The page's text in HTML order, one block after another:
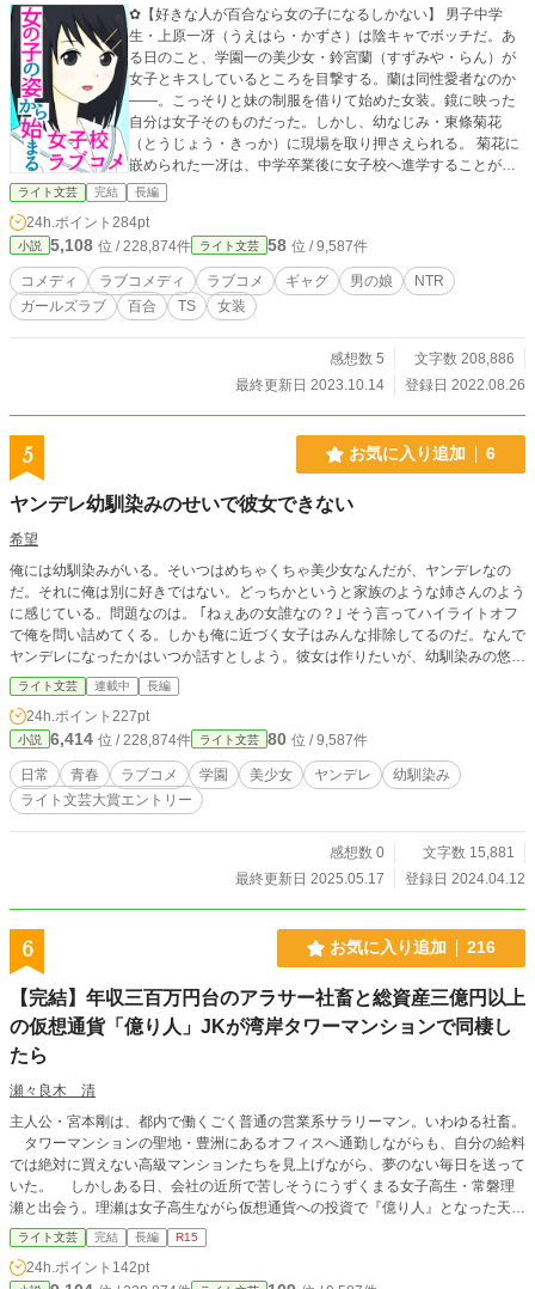
✿【好きな人が百合なら女の子になるしかない】 男子中学
生・上原一冴（うえはら・かずさ）は陰キャでボッチだ。あ
る日のこと、学園一の美少女・鈴宮蘭（すずみや・らん）が
女子とキスしているところを目撃する。蘭は同性愛者なのか
――。こっそりと妹の制服を借りて始めた女装。鏡に映った
自分は女子そのものだった。しかし、幼なじみ・東條菊花
（とうじょう・きっか）に現場を取り押さえられる。 菊花に
嵌められた一冴は、中学卒業後に女子校へ進学することが決
まる。三年間、女子高生の「いちご」として生活し、女子寮
で暮らさなければならない。 ｢女が女を好きになるはずがな
い」 女子しかいない学校で、男子だとバレていないなら、一
冴は誰にも盗られない――そんな思惑を巡らせる菊花。 しか
し女子寮には、｢いちご」の正体が一冴だと知らない蘭がい
た。それこそが修羅場の始まりだった。
ライト文芸 完結 長編
24h.ポイント 284pt
小説 5,108 位 / 228,874件 ライト文芸 58 位 / 9,587件
コメディ ラブコメディ ラブコメ ギャグ 男の娘
NTR
ガールズラブ
百合 TS 女装
感想数 5
文字数 208,886
最終更新日 2023.10.14
登録日 2022.08.26
5 お気に入り追加 6
ヤンデレ幼馴染みのせいで彼女できない
希望
俺には幼馴染みがいる。そいつはめちゃくちゃ美少女なんだが、ヤンデレなの
だ。それに俺は別に好きではない。どっちかというと家族のような姉さんのよう
に感じている。問題なのは。 ｢ねぇあの女誰なの？｣ そう言ってハイライトオフ
で俺を問い詰めてくる。しかも俺に近づく女子はみんな排除してるのだ。なんで
ヤンデレになったかはいつか話すとしよう。彼女は作りたいが、幼馴染みの悠香
のせいで彼女ができないのだ。 ｢あれは助けたときにちょっと話しただけだ。相
手も別になんとも思ってないだろ｣ ｢いやあれは完全に恋する乙女だったよ。い
やイケメンの王子さまに助けらるたという頭お花畑の可愛そうな人かな？それに
義弘くんは私のものなんだからあんなバカみたいな人が相手にされるわけないじ
ゃん｣ 酷い言いようだな。それにあの人うちの学校よりワンランク落ちるとはい
え進学校の生徒だからバカではないと思うぞ。それと俺は悠香のものじゃない。
彼女ほしいなぁー。 ｢はぁー早く学校行くぞ。いつの間にか隆弘は先行ってる
る。男には不思議飛ばれてない。潰された女子と隆弘以外。 これはヤンデレ幼
馴染みと彼女作りたい俺の学園ラブコメである。 ｢ラブコメなんかさせないよ。
ライト文芸 連載中 長編
24h.ポイント 227pt
小説 6,414 位 / 228,874件 ライト文芸 80 位 / 9,587件
日常 青春 ラブコメ 学園 美少女 ヤンデレ
幼馴染み
ライト文芸大賞エントリー
感想数 0
文字数 15,881
最終更新日 2025.05.17
登録日 2024.04.12
6 お気に入り追加 216
【完結】年収三百万円台のアラサー社畜と総資産三億円以上
の仮想通貨「億り人」JKが湾岸タワーマンションで同棲し
たら
瀬々良木 清
主人公・宮本剛は、都内で働くごく普通の営業系サラリーマン。いわゆる社畜。
タワーマンションの聖地・豊洲にあるオフィスへ通勤しながらも、自分の給料
では絶対に買えない高級マンションたちを見上げながら、夢のない毎日を送って
いた。 しかしある日、会社の近所で苦しそうにうずくまる女子高生・常磐理
瀬と出会う。理瀬は女子高生ながら仮想通貨への投資で『億り人』となった天才
少女だった。 剛の何百倍もの資産を持ち、しかし心はまだ未完成な女子高生
である理瀬と、日に日に心が枯れてゆくと感じるアラサー社畜剛が織りなす、ち
ぐはぐなラブコメディ。
ライト文芸 完結 長編 R15
24h.ポイント 142pt